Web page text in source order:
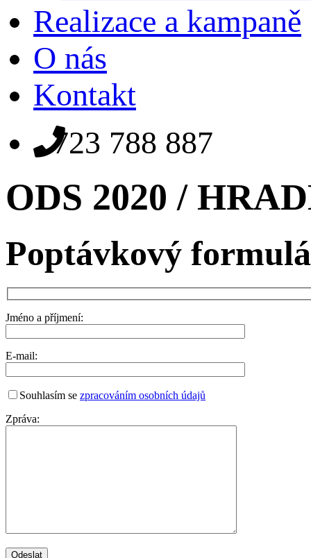
Realizace a kampaně
O nás
Kontakt
723 788 887
ODS 2020 /
Poptávkový
Jméno a příjmení:
E-mail:
Souhlasím se zpracováním osobních údajů
Zpráva: